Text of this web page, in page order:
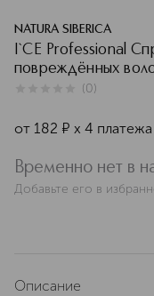
NATURA SIBERICA
I`CE Professional
повреждённых
(0)
от 182 ¤ х 4 платежа
Временно нет в
Добавьте его в
Описание